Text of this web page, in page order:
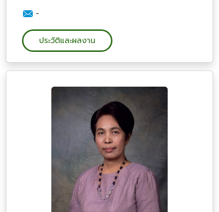
-
ประวัติและผลงาน